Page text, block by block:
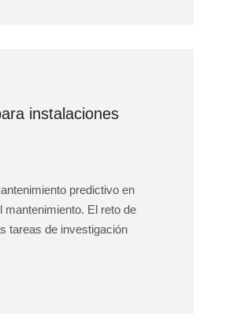
instalaciones
predictivo en
mantenimiento. El reto de
tareas de investigación